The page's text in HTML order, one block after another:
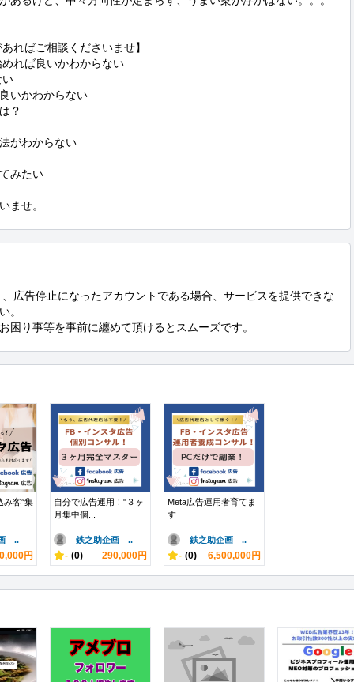
ればご相談くださいませ】
れば良いかわからない
い
いかわからない
？
がわからない
みたい
ませ。
広告停止になったアカウントである場合、サービスを提供できな
。
困り事等を事前に纏めて頂けるとスムーズです。
み客”集
..
円
自分で広告運用！"３ヶ
月集中個...
鉄之助企画 ..
- (0) 290,000円
Meta広告運用者育てま
す
鉄之助企画 ..
- (0) 6,500,000円